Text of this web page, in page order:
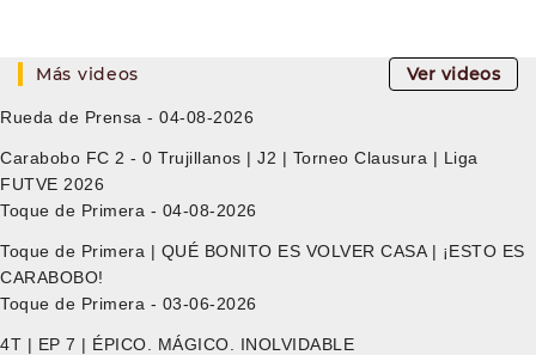
Más videos Ver videos
Rueda de Prensa - 04-08-2026
Carabobo FC 2 - 0 Trujillanos | J2 | Torneo Clausura | Liga
FUTVE 2026
Toque de Primera - 04-08-2026
Toque de Primera | QUÉ BONITO ES VOLVER CASA | ¡ESTO ES
CARABOBO!
Toque de Primera - 03-06-2026
4T | EP 7 | ÉPICO. MÁGICO. INOLVIDABLE